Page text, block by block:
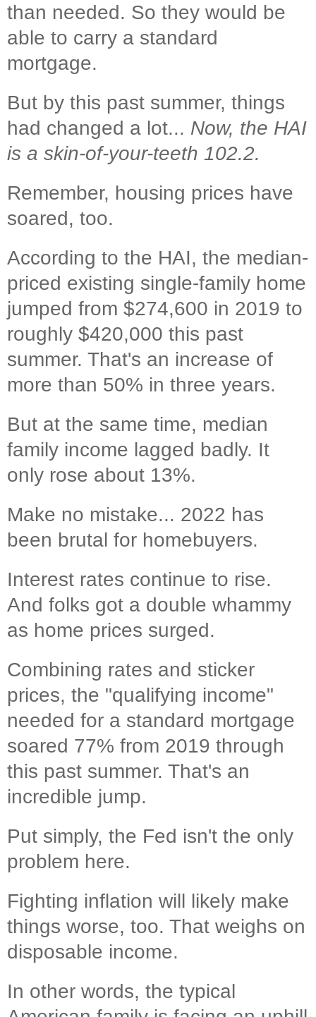
than needed. So they would be
able to carry a standard
mortgage.
But by this past summer, things
had changed a lot... Now, the HAI
is a skin-of-your-teeth 102.2.
Remember, housing prices have
soared, too.
According to the HAI, the median-
priced existing single-family home
jumped from $274,600 in 2019 to
roughly $420,000 this past
summer. That's an increase of
more than 50% in three years.
But at the same time, median
family income lagged badly. It
only rose about 13%.
Make no mistake... 2022 has
been brutal for homebuyers.
Interest rates continue to rise.
And folks got a double whammy
as home prices surged.
Combining rates and sticker
prices, the "qualifying income"
needed for a standard mortgage
soared 77% from 2019 through
this past summer. That's an
incredible jump.
Put simply, the Fed isn't the only
problem here.
Fighting inflation will likely make
things worse, too. That weighs on
disposable income.
In other words, the typical